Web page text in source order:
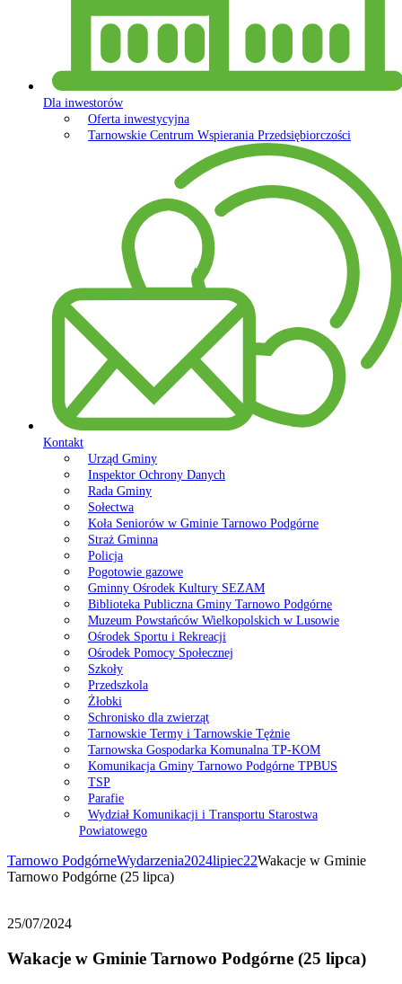
Dla inwestorów
Oferta inwestycyjna
Tarnowskie Centrum Wspierania Przedsiębiorczości
Kontakt
Urząd Gminy
Inspektor Ochrony Danych
Rada Gminy
Sołectwa
Koła Seniorów w Gminie Tarnowo Podgórne
Straż Gminna
Policja
Pogotowie gazowe
Gminny Ośrodek Kultury SEZAM
Biblioteka Publiczna Gminy Tarnowo Podgórne
Muzeum Powstańców Wielkopolskich w Lusowie
Ośrodek Sportu i Rekreacji
Ośrodek Pomocy Społecznej
Szkoły
Przedszkola
Żłobki
Schronisko dla zwierząt
Tarnowskie Termy i Tarnowskie Tężnie
Tarnowska Gospodarka Komunalna TP-KOM
Komunikacja Gminy Tarnowo Podgórne TPBUS
TSP
Parafie
Wydział Komunikacji i Transportu Starostwa
Powiatowego
Tarnowo PodgórneWydarzenia2024lipiec22Wakacje w Gminie
Tarnowo Podgórne (25 lipca)
25/07/2024
Wakacje w Gminie Tarnowo Podgórne (25 lipca)